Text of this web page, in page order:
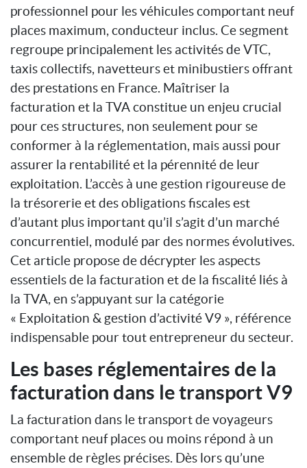
professionnel pour les véhicules comportant neuf
places maximum, conducteur inclus. Ce segment
regroupe principalement les activités de VTC,
taxis collectifs, navetteurs et minibustiers offrant
des prestations en France. Maîtriser la
facturation et la TVA constitue un enjeu crucial
pour ces structures, non seulement pour se
conformer à la réglementation, mais aussi pour
assurer la rentabilité et la pérennité de leur
exploitation. L’accès à une gestion rigoureuse de
la trésorerie et des obligations fiscales est
d’autant plus important qu’il s’agit d’un marché
concurrentiel, modulé par des normes évolutives.
Cet article propose de décrypter les aspects
essentiels de la facturation et de la fiscalité liés à
la TVA, en s’appuyant sur la catégorie
« Exploitation & gestion d’activité V9 », référence
indispensable pour tout entrepreneur du secteur.
Les bases réglementaires de la
facturation dans le transport V9
La facturation dans le transport de voyageurs
comportant neuf places ou moins répond à un
ensemble de règles précises. Dès lors qu’une